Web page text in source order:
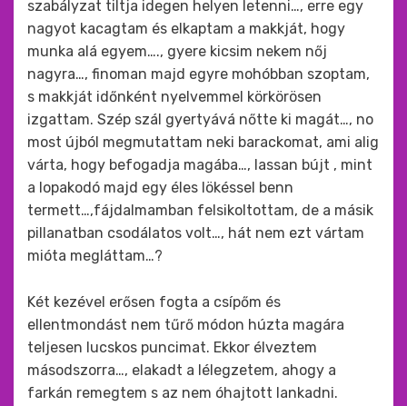
szabályzat tiltja idegen helyen letenni…, erre egy
nagyot kacagtam és elkaptam a makkját, hogy
munka alá egyem…., gyere kicsim nekem nőj
nagyra…, finoman majd egyre mohóbban szoptam,
s makkját időnként nyelvemmel körkörösen
izgattam. Szép szál gyertyává nőtte ki magát…, no
most újból megmutattam neki barackomat, ami alig
várta, hogy befogadja magába…, lassan bújt , mint
a lopakodó majd egy éles lökéssel benn
termett…,fájdalmamban felsikoltottam, de a másik
pillanatban csodálatos volt…, hát nem ezt vártam
mióta megláttam…?
Két kezével erősen fogta a csípőm és
ellentmondást nem tűrő módon húzta magára
teljesen lucskos puncimat. Ekkor élveztem
másodszorra…, elakadt a lélegzetem, ahogy a
farkán remegtem s az nem óhajtott lankadni.